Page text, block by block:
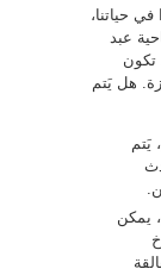
حياتنا،
عبد
تكون
هل يَتم
يَتم
يمكن